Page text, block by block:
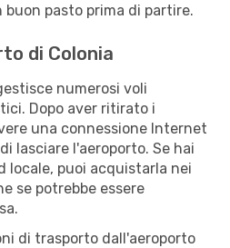
pasto prima di partire.
di Colonia
numerosi voli
Dopo aver ritirato i
una connessione Internet
lasciare l'aeroporto. Se hai
locale, puoi acquistarla nei
se potrebbe essere
di trasporto dall'aeroporto